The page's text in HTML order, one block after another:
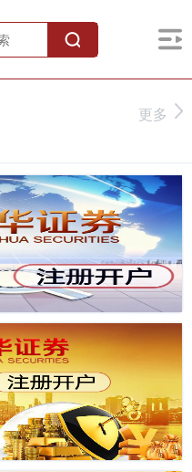
更多